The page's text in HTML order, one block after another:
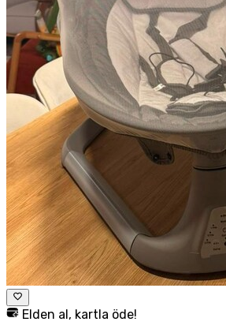
Elden al, kartla öde!